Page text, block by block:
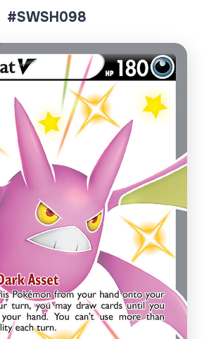
#SWSH098